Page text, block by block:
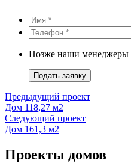
Позже наши менеджеры
Подать заявку
Предыдущий проект
Дом 118,27 м2
Следующий проект
Дом 161,3 м2
Проекты домов